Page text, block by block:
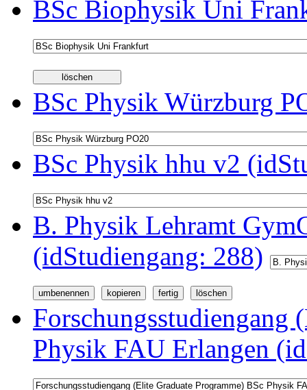
BSc Biophysik Uni
BSc Physik Würzburg
BSc Physik hhu v2
B. Physik Lehramt
(idStudiengang: 288)
Forschungsstudiengang
Physik FAU Erlangen